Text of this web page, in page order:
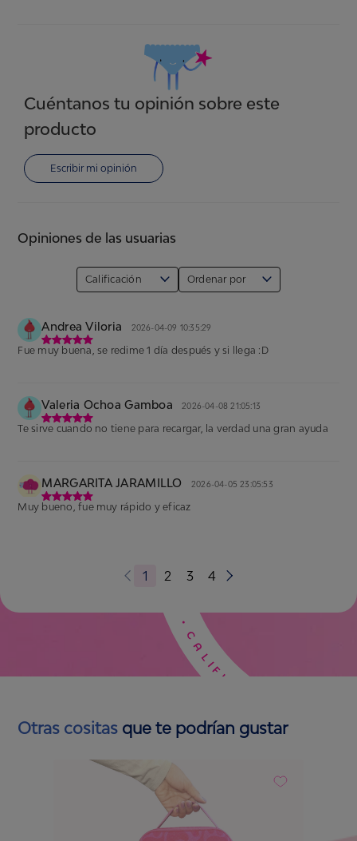
Cuéntanos tu opinión sobre este
producto
Escribir mi opinión
Opiniones de las usuarias
Calificación Ordenar por
Andrea Viloria 2026-04-09 10:35:29
Fue muy buena, se redime 1 día después y si llega :D
Valeria Ochoa Gamboa 2026-04-08 21:05:13
Te sirve cuando no tiene para recargar, la verdad una gran ayuda
MARGARITA JARAMILLO 2026-04-05 23:05:53
Muy bueno, fue muy rápido y eficaz
1 2 3 4
Otras cositas que te podrían gustar